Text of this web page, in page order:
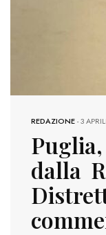
REDAZIONE-3
dalla